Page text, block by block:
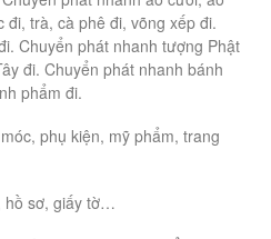
trà, cà phê đi, võng xếp đi.
Chuyển phát nhanh tượng Phật
đi. Chuyển phát nhanh bánh
phẩm đi.
phụ kiện, mỹ phẩm, trang
hồ sơ, giấy tờ…